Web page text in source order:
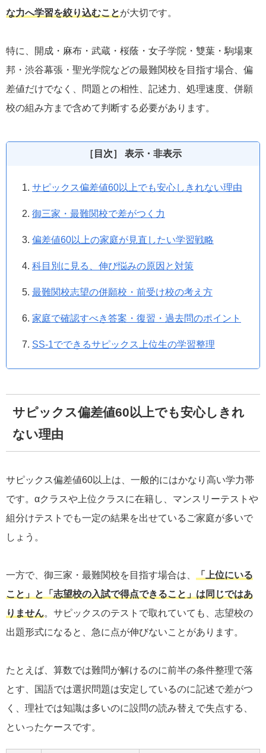
な力へ学習を絞り込むことが大切です。
特に、開成・麻布・武蔵・桜蔭・女子学院・雙葉・駒場東
邦・渋谷幕張・聖光学院などの最難関校を目指す場合、偏
差値だけでなく、問題との相性、記述力、処理速度、併願
校の組み方まで含めて判断する必要があります。
［目次］ 表示・非表示
サピックス偏差値60以上でも安心しきれない理由
御三家・最難関校で差がつく力
偏差値60以上の家庭が見直したい学習戦略
科目別に見る、伸び悩みの原因と対策
最難関校志望の併願校・前受け校の考え方
家庭で確認すべき答案・復習・過去問のポイント
SS-1でできるサピックス上位生の学習整理
サピックス偏差値60以上でも安心しきれ
ない理由
サピックス偏差値60以上は、一般的にはかなり高い学力帯
です。αクラスや上位クラスに在籍し、マンスリーテストや
組分けテストでも一定の結果を出せているご家庭が多いで
しょう。
一方で、御三家・最難関校を目指す場合は、
「上位にいる
こと」と「志望校の入試で得点できること」は同じではあ
りません。サピックスのテストで取れていても、志望校の
出題形式になると、急に点が伸びないことがあります。
たとえば、算数では難問が解けるのに前半の条件整理で落
とす、国語では選択問題は安定しているのに記述で差がつ
く、理社では知識は多いのに設問の読み替えで失点する、
といったケースです。